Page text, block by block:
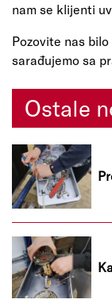
nam se klijenti
Pozovite nas
sarađujemo sa
Ostale